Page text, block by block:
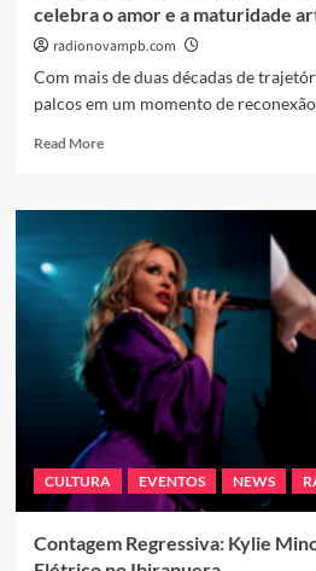
celebra o amor e a maturidade
radionovampb.com
Com mais de duas décadas de
palcos em um momento de
Read MoreRead
Luiza
reencontra
sua
essência
em
nova
turnê
que
celebra
o
amor
e
artística
CULTURA EVENTOS NEWS
Contagem Regressiva: Kylie